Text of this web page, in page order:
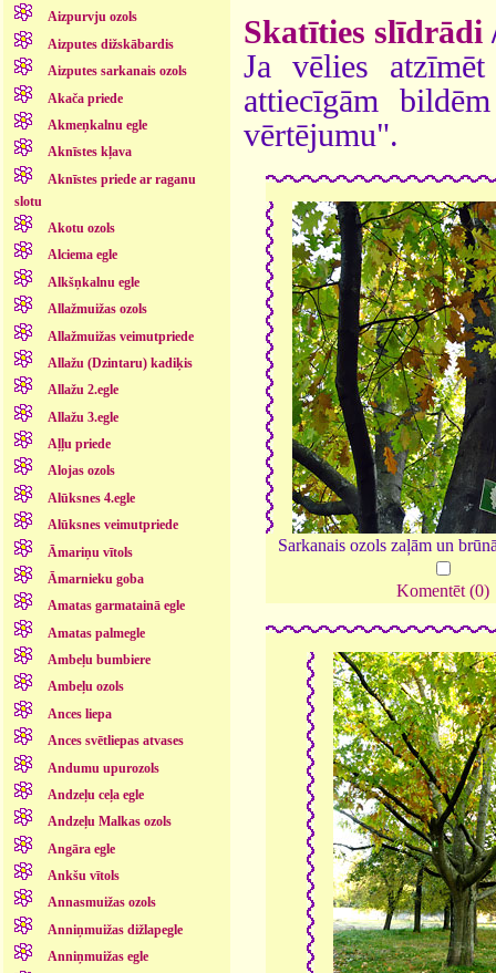
Aizpurvju ozols
Aizputes dižskābardis
Aizputes sarkanais ozols
Akača priede
Akmeņkalnu egle
Aknīstes kļava
Aknīstes priede ar raganu
slotu
Akotu ozols
Alciema egle
Alkšņkalnu egle
Allažmuižas ozols
Allažmuižas veimutpriede
Allažu (Dzintaru) kadiķis
Allažu 2.egle
Allažu 3.egle
Aļļu priede
Alojas ozols
Alūksnes 4.egle
Alūksnes veimutpriede
Āmariņu vītols
Āmarnieku goba
Amatas garmatainā egle
Amatas palmegle
Ambeļu bumbiere
Ambeļu ozols
Ances liepa
Ances svētliepas atvases
Andumu upurozols
Andzeļu ceļa egle
Andzeļu Malkas ozols
Angāra egle
Ankšu vītols
Annasmuižas ozols
Anniņmuižas dižlapegle
Anniņmuižas egle
Skatīties slīdrādi
Ja vēlies
attiecīgām
vērtējumu".
Sarkanais ozols zaļām un
Komentēt (0)